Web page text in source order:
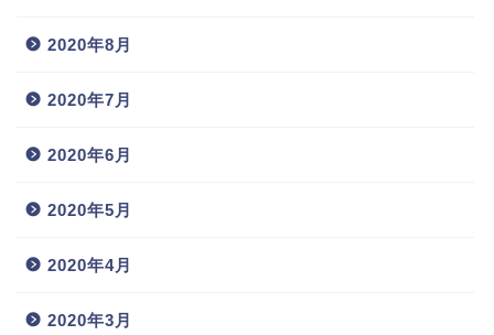
2020年8月
2020年7月
2020年6月
2020年5月
2020年4月
2020年3月